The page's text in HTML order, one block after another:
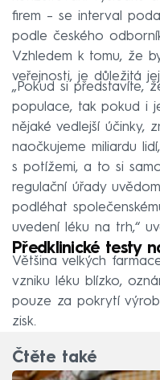
firem – se interval
podle českého
Vzhledem k tomu, že
veřejnosti, je důležitá
„Pokud si představíte,
populace, tak pokud i
nějaké vedlejší účinky,
naočkujeme miliardu
s potížemi, a to si
regulační úřady
podléhat
uvedení léku na trh,“
Předklinické testy
Většina velkých
vzniku léku blízko,
pouze za pokrytí
zisk.
Čtěte také